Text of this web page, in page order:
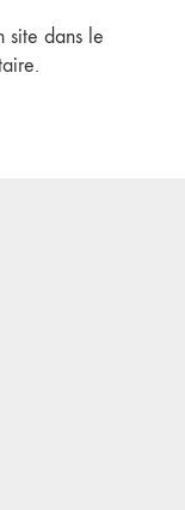
site dans le